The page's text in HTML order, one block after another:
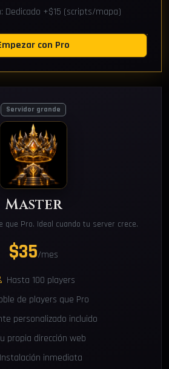
Dedicado +$15 (scripts/mapa)
con Pro
Servidor grande
Master
que Pro. Ideal cuando tu server crece.
$35/mes
Hasta 100 players
de players que Pro
personalizado incluido
propia dirección web
Instalación inmediata